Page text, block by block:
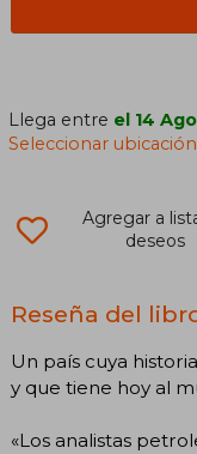
Llega entre el 14 Ago
Seleccionar ubicación
Agregar a
deseos
Reseña del
Un país cuya
y que tiene hoy al
«Los analistas